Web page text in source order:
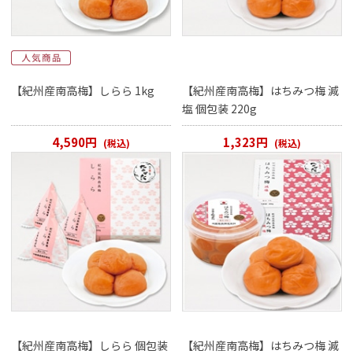
【紀州産南高梅】しらら 1kg
4,590円 (税込)
【紀州産南高梅】はちみつ梅 減
塩 個包装 220g
1,323円 (税込)
【紀州産南高梅】しらら 個包装
【紀州産南高梅】はちみつ梅 減